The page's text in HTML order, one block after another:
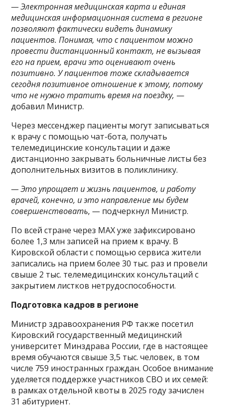
— Электронная медицинская карта и единая
медицинская информационная система в регионе
позволяют фактически видеть динамику
пациентов. Понимая, что с пациентом можно
провести дистанционный контакт, не вызывая
его на прием, врачи это оценивают очень
позитивно. У пациентов тоже складывается
сегодня позитивное отношение к этому, потому
что не нужно тратить время на поездку, —
добавил Министр.
Через мессенджер пациенты могут записываться
к врачу с помощью чат-бота, получать
телемедицинские консультации и даже
дистанционно закрывать больничные листы без
дополнительных визитов в поликлинику.
— Это упрощает и жизнь пациентов, и работу
врачей, конечно, и это направление мы будем
совершенствовать, — подчеркнул Министр.
По всей стране через MAX уже зафиксировано
более 1,3 млн записей на прием к врачу. В
Кировской области с помощью сервиса жители
записались на прием более 30 тыс. раз и провели
свыше 2 тыс. телемедицинских консультаций с
закрытием листков нетрудоспособности.
Подготовка кадров в регионе
Министр здравоохранения РФ также посетил
Кировский государственный медицинский
университет Минздрава России, где в настоящее
время обучаются свыше 3,5 тыс. человек, в том
числе 759 иностранных граждан. Особое внимание
уделяется поддержке участников СВО и их семей:
в рамках отдельной квоты в 2025 году зачислен
31 абитуриент.